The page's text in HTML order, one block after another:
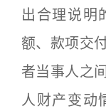
出合理说明
额、款项交
者当事人之
人财产变动